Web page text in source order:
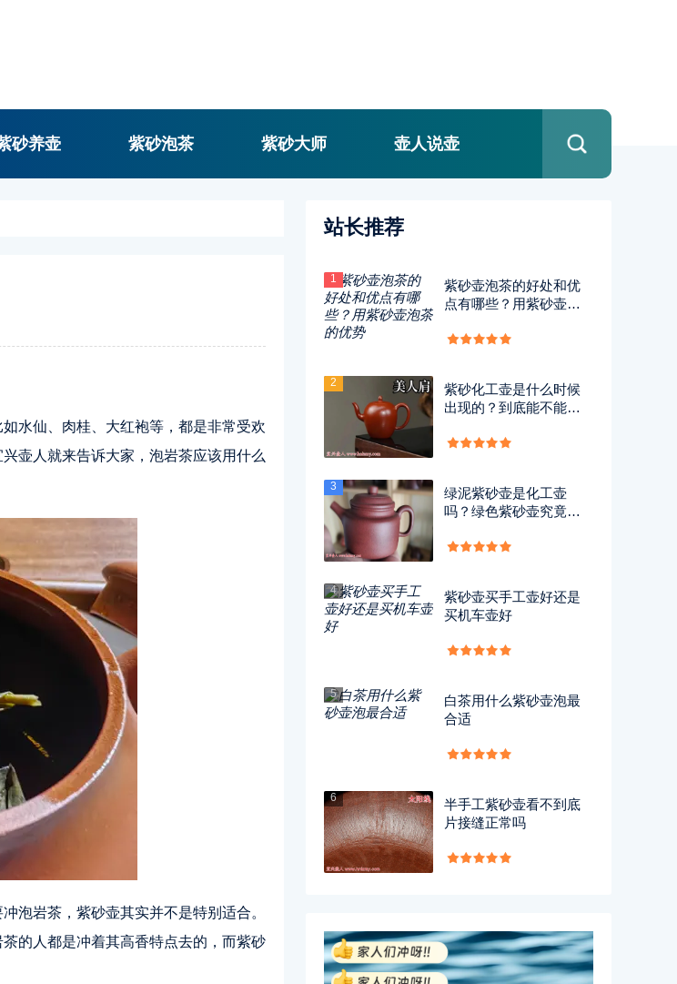
砂养壶 紫砂泡茶 紫砂大师 壶人说壶
水仙、肉桂、大红袍等，都是非常受欢
壶人就来告诉大家，泡岩茶应该用什么
泡岩茶，紫砂壶其实并不是特别适合。
的人都是冲着其高香特点去的，而紫砂
站长推荐
1
紫砂壶泡茶的好处和优
点有哪些？用紫砂壶泡
2
紫砂化工壶是什么时候
出现的？到底能不能
3
绿泥紫砂壶是化工壶
吗？绿色紫砂壶究竟有
4
紫砂壶买手工壶好还是
买机车壶好
5
白茶用什么紫砂壶泡最
合适
6
半手工紫砂壶看不到底
片接缝正常吗